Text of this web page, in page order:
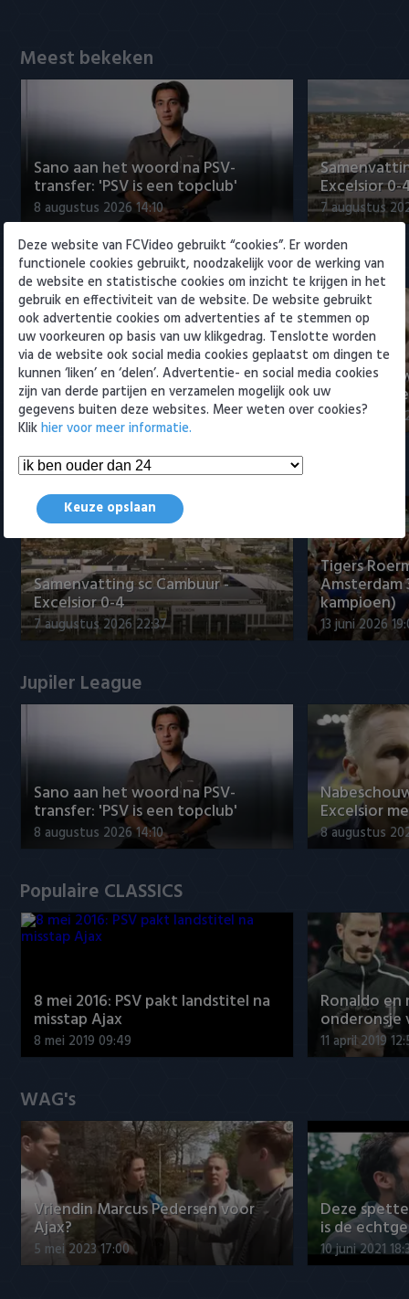
Willem II
Meest bekeken
Sano aan het woord na PSV-
transfer: 'PSV is een topclub'
8 augustus 2026 14:10
Excelsior 0-
7 augustus
Eredivisie
Sano aan het woord na PSV-
transfer: 'PSV is een topclub'
8 augustus 2026 14:10
Excelsior
8 augustus
Samenvattingen Eredivisie
Samenvatting sc Cambuur -
Excelsior 0-4
7 augustus 2026 22:37
Tigers
Amsterdam
kampioen)
13 juni 2026
Jupiler League
Sano aan het woord na PSV-
transfer: 'PSV is een topclub'
8 augustus 2026 14:10
Excelsior
8 augustus
Populaire CLASSICS
8 mei 2016: PSV pakt landstitel na
misstap Ajax
8 mei 2019 09:49
Ronaldo
onderonsje
11 april 2019
WAG's
Vriendin Marcus Pedersen voor
Ajax?
5 mei 2023 17:00
Deze
is de
10 juni 2021
Deze website van FCVideo gebruikt “cookies”. Er worden
functionele cookies gebruikt, noodzakelijk voor de werking van
de website en statistische cookies om inzicht te krijgen in het
gebruik en effectiviteit van de website. De website gebruikt
ook advertentie cookies om advertenties af te stemmen op
uw voorkeuren op basis van uw klikgedrag. Tenslotte worden
via de website ook social media cookies geplaatst om dingen te
kunnen ‘liken’ en ‘delen’. Advertentie- en social media cookies
zijn van derde partijen en verzamelen mogelijk ook uw
gegevens buiten deze websites. Meer weten over cookies?
Klikhier voor meer informatie.
Keuze opslaan